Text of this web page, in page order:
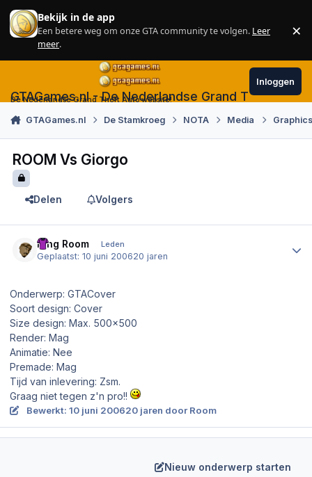
Skip to content
Bekijk in de app
Een betere weg om onze GTA community te volgen. Leer
meer.
×
GTAGames.nl - De Nederlandse Grand Theft Auto
De Nederlandse Grand Theft Auto website!
Inloggen
GTAGames.nl De Stamkroeg NOTA Media
ROOM Vs Giorgo
Delen Volgers
King Room Leden
Geplaatst:10 juni 200620 jaren
Onderwerp: GTACover
Soort design: Cover
Size design: Max. 500x500
Render: Mag
Animatie: Nee
Premade: Mag
Tijd van inlevering: Zsm.
Graag niet tegen z'n pro!!
Bewerkt: 10 juni 200620 jaren door Room
Nieuw onderwerp starten